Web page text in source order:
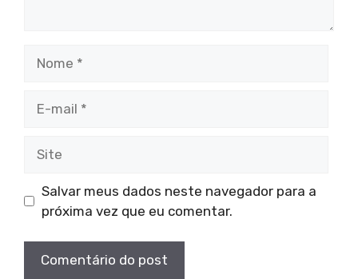
mail
Salvar meus dados neste navegador para a
próxima vez que eu comentar.